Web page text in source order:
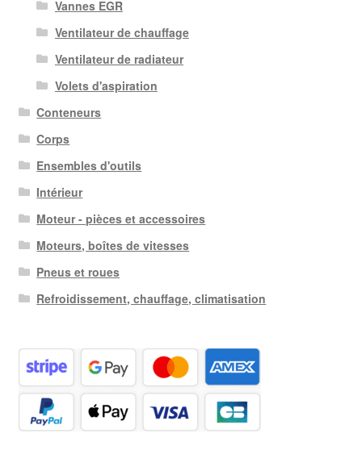
Vannes EGR
Ventilateur de chauffage
Ventilateur de radiateur
Volets d'aspiration
Conteneurs
Corps
Ensembles d'outils
Intérieur
Moteur - pièces et accessoires
Moteurs, boîtes de vitesses
Pneus et roues
Refroidissement, chauffage, climatisation